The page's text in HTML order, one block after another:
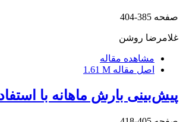
صفحه 385-404
غلامرضا روشن
مشاهده مقاله
اصل مقاله 1.61 M
پیش‌بینی بارش ماهانه با